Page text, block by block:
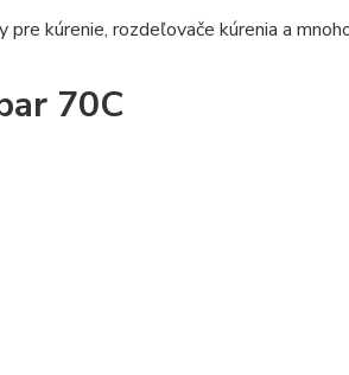
kúrenie, rozdeľovače kúrenia a
70C